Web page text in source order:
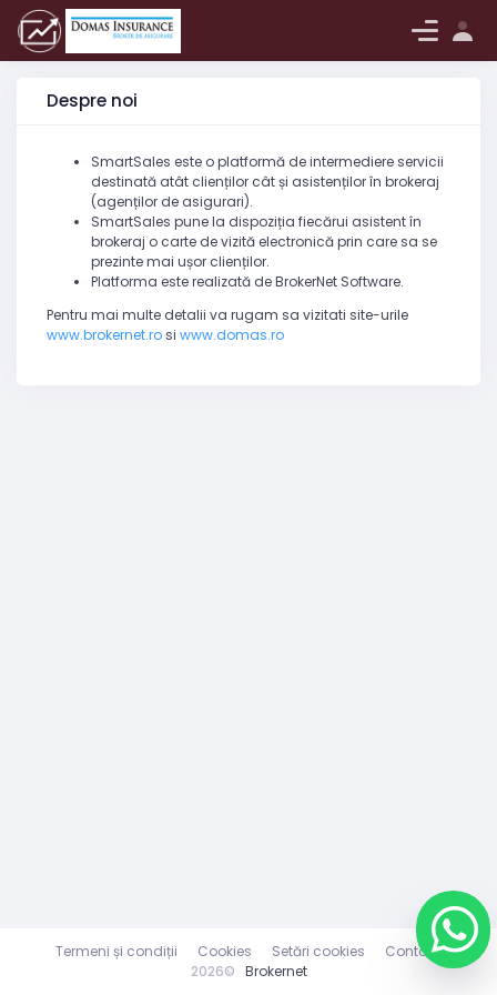
Log in
Despre noi
SmartSales este o platformă de intermediere servicii
destinată atât clienților cât și asistenților în brokeraj
(agenților de asigurari).
SmartSales pune la dispoziția fiecărui asistent în
brokeraj o carte de vizită electronică prin care sa se
prezinte mai ușor clienților.
Platforma este realizată de BrokerNet Software.
Pentru mai multe detalii va rugam sa vizitati site-urile
www.brokernet.rosi www.domas.ro
2026© Brokernet
Termeni și condiții Cookies Setări cookies Contact